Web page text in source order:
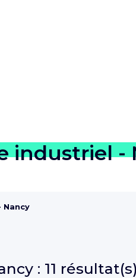
industriel -
Nancy
: 11 résultat(s)